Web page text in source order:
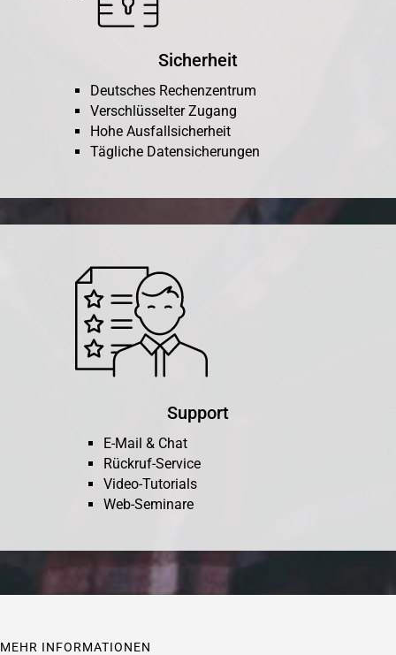
Sicherheit
Deutsches Rechenzentrum
Verschlüsselter Zugang
Hohe Ausfallsicherheit
Tägliche Datensicherungen
Support
E-Mail & Chat
Rückruf-Service
Video-Tutorials
Web-Seminare
MEHR INFORMATIONEN